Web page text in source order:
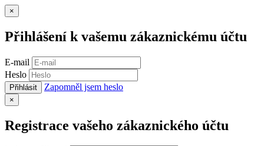
×
Přihlášení k vašemu zákaznickému účtu
E-mail
Heslo
Přihlásit Zapomněl jsem heslo
×
Registrace vašeho zákaznického účtu